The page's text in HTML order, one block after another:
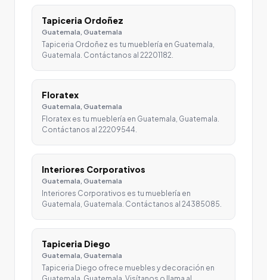
Tapiceria Ordoñez
Guatemala, Guatemala
Tapiceria Ordoñez es tu mueblería en Guatemala,
Guatemala. Contáctanos al 22201182.
Floratex
Guatemala, Guatemala
Floratex es tu mueblería en Guatemala, Guatemala.
Contáctanos al 22209544.
Interiores Corporativos
Guatemala, Guatemala
Interiores Corporativos es tu mueblería en
Guatemala, Guatemala. Contáctanos al 24385085.
Tapiceria Diego
Guatemala, Guatemala
Tapiceria Diego ofrece muebles y decoración en